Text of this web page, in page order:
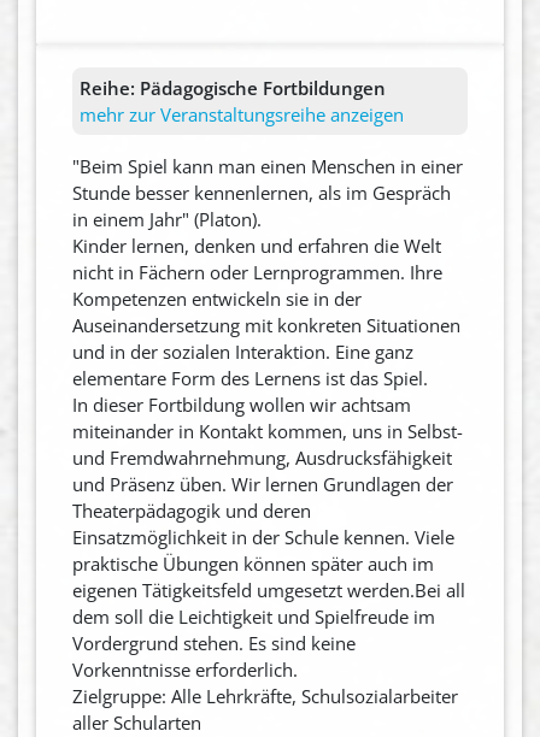
Reihe: Pädagogische Fortbildungen
mehr zur Veranstaltungsreihe anzeigen
"Beim Spiel kann man einen Menschen in einer
Stunde besser kennenlernen, als im Gespräch
in einem Jahr" (Platon).
Kinder lernen, denken und erfahren die Welt
nicht in Fächern oder Lernprogrammen. Ihre
Kompetenzen entwickeln sie in der
Auseinandersetzung mit konkreten Situationen
und in der sozialen Interaktion. Eine ganz
elementare Form des Lernens ist das Spiel.
In dieser Fortbildung wollen wir achtsam
miteinander in Kontakt kommen, uns in Selbst-
und Fremdwahrnehmung, Ausdrucksfähigkeit
und Präsenz üben. Wir lernen Grundlagen der
Theaterpädagogik und deren
Einsatzmöglichkeit in der Schule kennen. Viele
praktische Übungen können später auch im
eigenen Tätigkeitsfeld umgesetzt werden.Bei all
dem soll die Leichtigkeit und Spielfreude im
Vordergrund stehen. Es sind keine
Vorkenntnisse erforderlich.
Zielgruppe: Alle Lehrkräfte, Schulsozialarbeiter
aller Schularten